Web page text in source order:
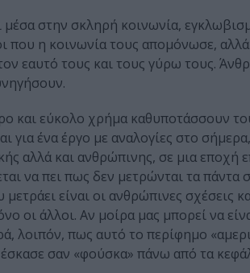
στην σκληρή κοινωνία,
η κοινωνία τους απομόνωσε,
εαυτό τους και τους γύρω τους.
και εύκολο χρήμα καθυποτάσσουν
για ένα έργο με αναλογίες στο
αλλά και ανθρώπινης, σε μια
να πει πως δεν μετρώνται τα
είναι οι ανθρώπινες σχέσεις
οι άλλοι. Αν μοίρα μας μπορεί να
λοιπόν, πως αυτό το περίφημο
σαν «φούσκα» πάνω από τα